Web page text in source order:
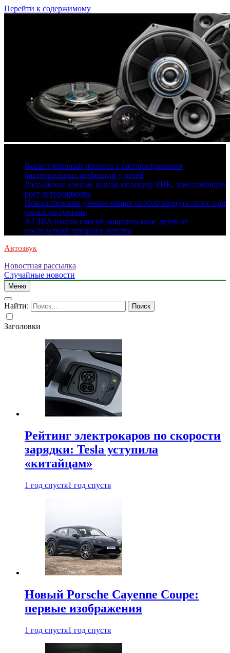
Перейти к содержимому
Вышел мрачный прогноз о распространении
бактериальных инфекций у детей
Российские ученые нашли молекулу РНК, замедляющую
рост остеосаркомы
Новосибирские ученые нашли способ вернуть голос при
параличе гортани
В США нашли способ защитить мозг детей от
последствий трудного детства
Автозвук
Новостная рассылка
Случайные новости
Меню
Найти:
Заголовки
Рейтинг электрокаров по скорости
зарядки: Tesla уступила
«китайцам»
1 год спустя1 год спустя
Новый Porsche Cayenne Coupe:
первые изображения
1 год спустя1 год спустя